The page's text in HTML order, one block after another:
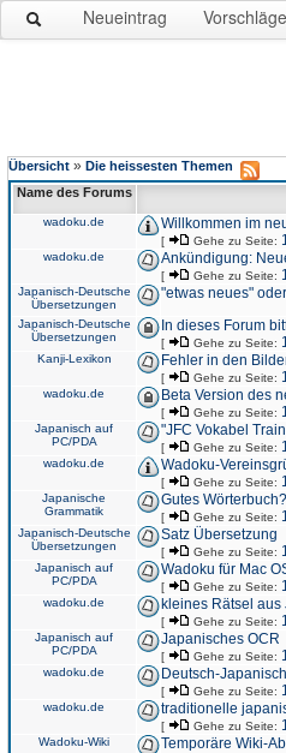
Neueintrag Vorschläge
Übersicht » Die heissesten Themen
Name des Forums
wadoku.de Willkommen im
[ Gehe zu Seite:
wadoku.de
Ankündigung:
[ Gehe zu Seite:
Japanisch-Deutsche
Übersetzungen
"etwas neues"
Japanisch-Deutsche
Übersetzungen
In dieses Forum
[ Gehe zu Seite:
Kanji-Lexikon
Fehler in den
[ Gehe zu Seite:
wadoku.de
Beta Version des
[ Gehe zu Seite:
Japanisch auf
PC/PDA
"JFC Vokabel
[ Gehe zu Seite:
wadoku.de
Wadoku-
[ Gehe zu Seite:
Japanische
Grammatik
Gutes Wörterbuch?
[ Gehe zu Seite:
Japanisch-Deutsche
Übersetzungen
Satz Übersetzung
[ Gehe zu Seite:
Japanisch auf
PC/PDA
Wadoku für Mac
[ Gehe zu Seite:
wadoku.de
kleines Rätsel aus
[ Gehe zu Seite:
Japanisch auf
PC/PDA
Japanisches OCR
[ Gehe zu Seite:
wadoku.de
Deutsch-
[ Gehe zu Seite:
wadoku.de
traditionelle
[ Gehe zu Seite:
Wadoku-Wiki
Temporäre Wiki-